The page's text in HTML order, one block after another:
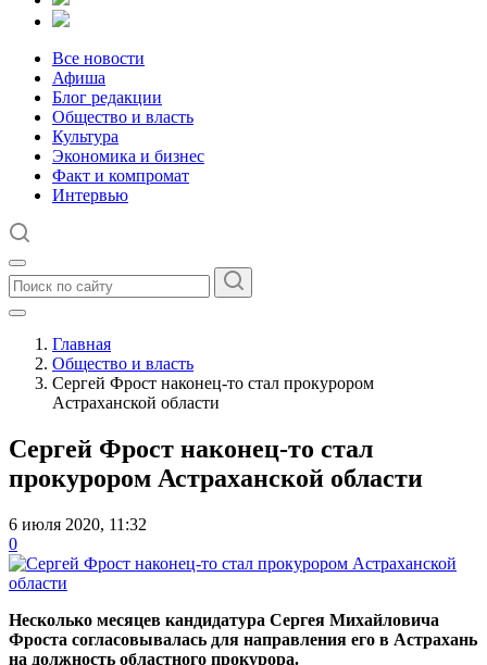
Все новости
Афиша
Блог редакции
Общество и власть
Культура
Экономика и бизнес
Факт и компромат
Интервью
Главная
Общество и власть
Сергей Фрост наконец-то стал прокурором
Астраханской области
Сергей Фрост наконец-то стал
прокурором Астраханской области
6 июля 2020, 11:32
0
Несколько месяцев кандидатура Сергея Михайловича
Фроста согласовывалась для направления его в Астрахань
на должность областного прокурора.